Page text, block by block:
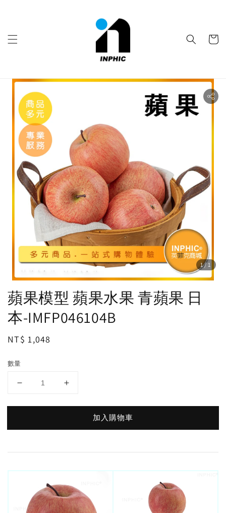
1/1
蘋果模型 蘋果水果 青蘋果 日
本-IMFP046104B
Regular
NT$ 1,048
數量
加入購物車